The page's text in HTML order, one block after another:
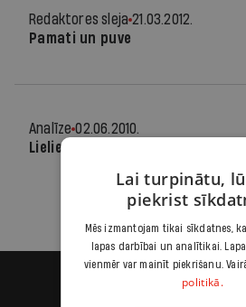
Redaktores sleja 21.03.2012.
Pamati un puve
Analīze 02.06.2010.
Lielie manevri
Lai turpinātu,
piekrist
Mēs izmantojam tikai sīkdatnes,
lapas darbībai un analītikai.
vienmēr var mainīt piekrišanu.
politikā.